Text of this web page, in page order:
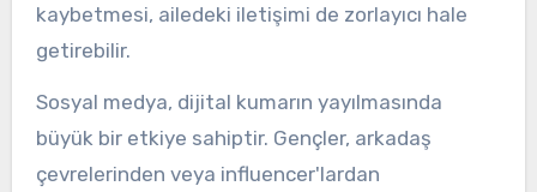
kaybetmesi, ailedeki iletişimi de zorlayıcı hale
getirebilir.
Sosyal medya, dijital kumarın yayılmasında
büyük bir etkiye sahiptir. Gençler, arkadaş
çevrelerinden veya influencer'lardan